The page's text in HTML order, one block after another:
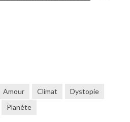
Amour Climat
Dystopie
Planète